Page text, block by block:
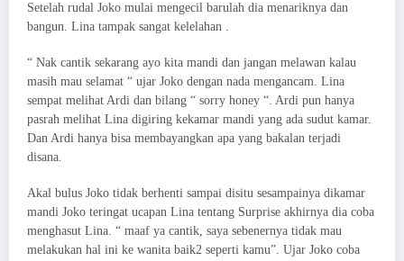
Setelah rudal Joko mulai mengecil barulah dia menariknya dan
bangun. Lina tampak sangat kelelahan .
“ Nak cantik sekarang ayo kita mandi dan jangan melawan kalau
masih mau selamat “ ujar Joko dengan nada mengancam. Lina
sempat melihat Ardi dan bilang “ sorry honey “. Ardi pun hanya
pasrah melihat Lina digiring kekamar mandi yang ada sudut kamar.
Dan Ardi hanya bisa membayangkan apa yang bakalan terjadi
disana.
Akal bulus Joko tidak berhenti sampai disitu sesampainya dikamar
mandi Joko teringat ucapan Lina tentang Surprise akhirnya dia coba
menghasut Lina. “ maaf ya cantik, saya sebenernya tidak mau
melakukan hal ini ke wanita baik2 seperti kamu”. Ujar Joko coba